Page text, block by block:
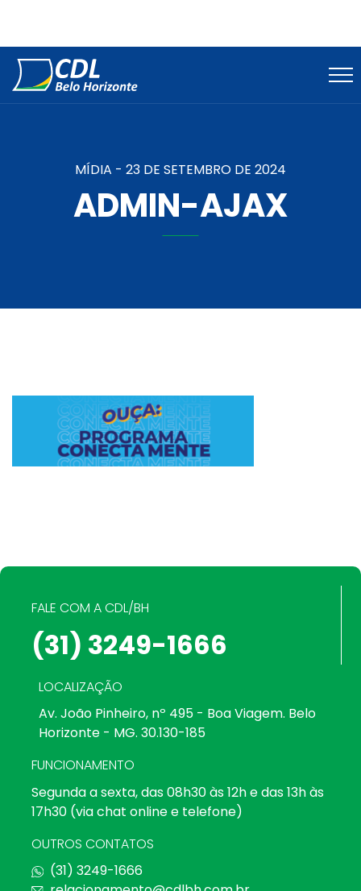
MÍDIA - 23 DE SETEMBRO DE 2024
ADMIN-AJAX
FALE COM A CDL/BH
(31) 3249-1666
LOCALIZAÇÃO
Av. João Pinheiro, nº 495 - Boa Viagem. Belo
Horizonte - MG. 30.130-185
FUNCIONAMENTO
Segunda a sexta, das 08h30 às 12h e das 13h às
17h30 (via chat online e telefone)
OUTROS CONTATOS
(31) 3249-1666